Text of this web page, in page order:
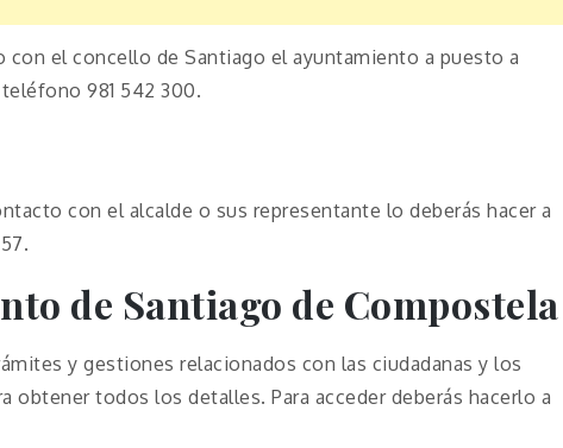
el concello de Santiago el ayuntamiento a puesto a
981 542 300.
con el alcalde o sus representante lo deberás hacer a
de Santiago de Compostela
y gestiones relacionados con las ciudadanas y los
obtener todos los detalles. Para acceder deberás hacerlo a